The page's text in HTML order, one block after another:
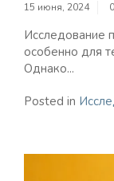
15 июня, 2024
Исследование
особенно для
Однако...
Posted in